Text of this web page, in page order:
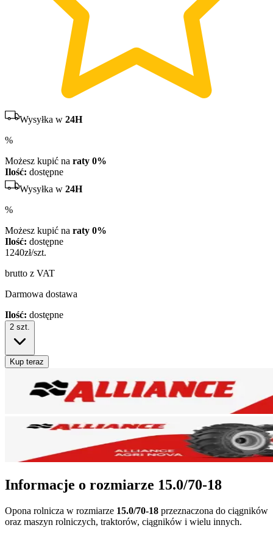
Wysyłka w 24H
%
Możesz kupić na raty 0%
Ilość: dostępne
Wysyłka w 24H
%
Możesz kupić na raty 0%
Ilość: dostępne
1240zł/szt.
brutto z VAT
Darmowa dostawa
Ilość: dostępne
2 szt.
Kup teraz
Informacje o rozmiarze 15.0/70-18
Opona rolnicza w rozmiarze 15.0/70-18 przeznaczona do ciągników
oraz maszyn rolniczych, traktorów, ciągników i wielu innych.